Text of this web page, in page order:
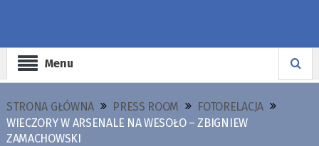
Menu
STRONA GŁÓWNA PRESS ROOM
FOTORELACJA
WIECZORY W ARSENALE NA WESOŁO – ZBIGNIEW
ZAMACHOWSKI